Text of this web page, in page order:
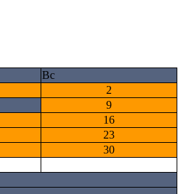
Вс
2
9
16
23
30